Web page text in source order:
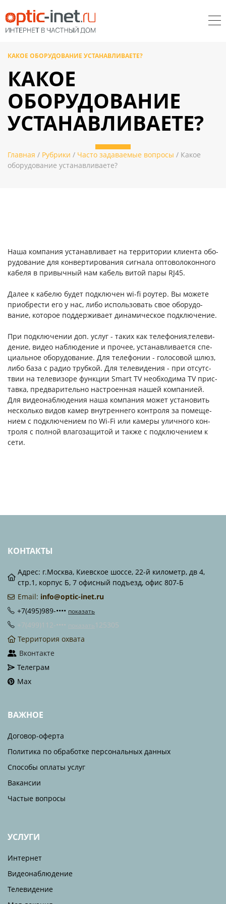
КАКОЕ ОБОРУДОВАНИЕ УСТАНАВЛИВАЕТЕ?
КАКОЕ
ОБОРУДОВАНИЕ
УСТАНАВЛИВАЕТЕ?
Главная / Рубрики / Часто задаваемые вопросы / Какое
оборудование устанавливаете?
На­ша ком­па­ния ус­та­нав­ли­ва­ет на тер­ри­тории кли­ен­та обо­
рудо­вание для кон­верти­рова­ния сиг­на­ла оп­то­воло­кон­но­го
ка­беля в при­выч­ный нам ка­бель ви­той па­ры RJ45.
Да­лее к ка­белю бу­дет под­клю­чен wi-fi ро­утер. Вы мо­жете
при­об­рести его у нас, ли­бо ис­поль­зо­вать свое обо­рудо­
вание, ко­торое под­держи­ва­ет ди­нами­чес­кое под­клю­чение.
При под­клю­чении доп. ус­луг - та­ких как те­лефо­ния,те­леви­
дение, ви­део наб­лю­дение и про­чее, ус­та­нав­ли­ва­ет­ся спе­
ци­аль­ное обо­рудо­вание. Для те­лефо­нии - го­лосо­вой шлюз,
ли­бо ба­за с ра­дио труб­кой. Для те­леви­дения - при от­сутс­
твии на те­леви­зоре фун­кции Smart TV не­об­хо­дима TV прис­
тавка, пред­ва­ритель­но нас­тро­ен­ная на­шей ком­па­ни­ей.
Для ви­де­онаб­лю­дения на­ша ком­па­ния мо­жет ус­та­новить
нес­коль­ко ви­дов ка­мер внут­ренне­го кон­тро­ля за по­меще­
ни­ем с под­клю­чени­ем по Wi-Fi или ка­меры улич­но­го кон­
тро­ля с пол­ной вла­гоза­щитой и так­же с под­клю­чени­ем к
се­ти.
КОНТАКТЫ
Адрес: г.Москва, Киевское шоссе, 22-й километр, дв 4,
стр.1, корпус Б, 7 офисный подъезд, офис 807-Б
Email: info@optic-inet.ru
+7(495)989-•••• показать
+7(499)112-•••• показать 125305
Территория охвата
Вконтакте
Телеграм
Max
ВАЖНОЕ
Договор-оферта
Политика по обработке персональных данных
Способы оплаты услуг
Вакансии
Частые вопросы
УСЛУГИ
Интернет
Видеонаблюдение
Телевидение